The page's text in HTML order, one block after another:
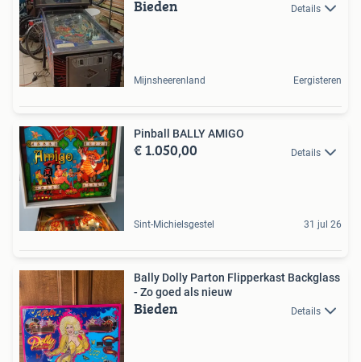
Bieden Details
Mijnsheerenland Eergisteren
Pinball BALLY AMIGO
€ 1.050,00 Details
Sint-Michielsgestel 31 jul 26
Bally Dolly Parton Flipperkast Backglass
- Zo goed als nieuw
Bieden Details